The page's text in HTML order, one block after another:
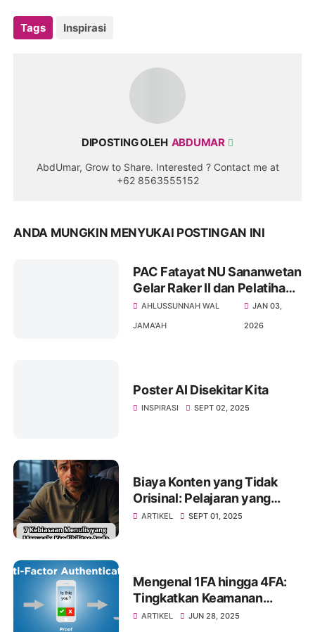
Tags Inspirasi
DIPOSTING OLEH ABDUMAR
AbdUmar, Grow to Share. Interested ? Contact me at
+62 8563555152
ANDA MUNGKIN MENYUKAI POSTINGAN INI
PAC Fatayat NU Sananwetan
Gelar Raker II dan Pelatihan
Digital Administrasi
Organisasi
AHLUSSUNNAH WAL
JAMA'AH
JAN 03,
2026
Poster AI Disekitar Kita
INSPIRASI SEPT 02, 2025
Biaya Konten yang Tidak
Orisinal: Pelajaran yang
Banyak Penulis Pelajari
ARTIKEL SEPT 01, 2025
Mengenal 1FA hingga 4FA:
Tingkatkan Keamanan
Digital dengan Autentikasi
ARTIKEL JUN 28, 2025